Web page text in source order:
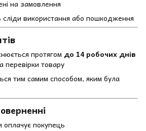
на замовлення
використання або пошкодження
протягом до 14 робочих днів
перевірки товару
тим самим способом, яким була
оплачує покупець